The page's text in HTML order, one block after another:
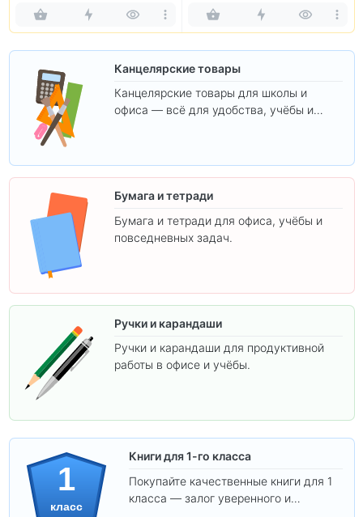
Канцелярские товары
Канцелярские товары для школы и
офиса — всё для удобства, учёбы и
Бумага и тетради
Бумага и тетради для офиса, учёбы и
повседневных задач.
Ручки и карандаши
Ручки и карандаши для продуктивной
работы в офисе и учёбы.
1
класс
Книги для 1-го класса
Покупайте качественные книги для 1
класса — залог уверенного и